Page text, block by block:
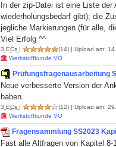
In der zip-Datei ist eine Liste
wiederholungsbedarf gibt); die
jegliche Markierungen (für alle,
Viel Erfolg ^^
3 ECs | (14) | Upload am:
Werkstoffkunde VO
Prüfungsfragenausarbeitung
Neue verbesserte Version der
haben.
3 ECs | (12) | Upload am:
Werkstoffkunde VO
Fragensammlung SS2023
Fast alle Altfragen von Kapitel